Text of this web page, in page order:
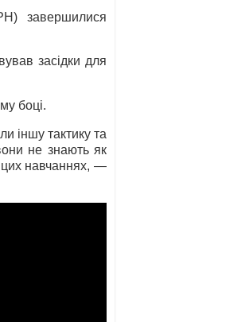
завершилися
засідки для
боці.
іншу тактику та
не знають як
цих навчаннях, —